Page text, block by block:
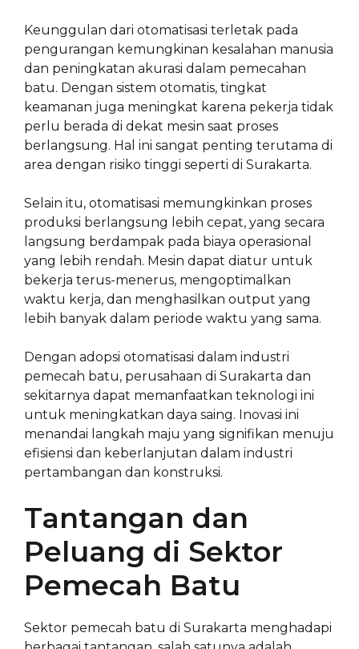
Keunggulan dari otomatisasi terletak pada
pengurangan kemungkinan kesalahan manusia
dan peningkatan akurasi dalam pemecahan
batu. Dengan sistem otomatis, tingkat
keamanan juga meningkat karena pekerja tidak
perlu berada di dekat mesin saat proses
berlangsung. Hal ini sangat penting terutama di
area dengan risiko tinggi seperti di Surakarta.
Selain itu, otomatisasi memungkinkan proses
produksi berlangsung lebih cepat, yang secara
langsung berdampak pada biaya operasional
yang lebih rendah. Mesin dapat diatur untuk
bekerja terus-menerus, mengoptimalkan
waktu kerja, dan menghasilkan output yang
lebih banyak dalam periode waktu yang sama.
Dengan adopsi otomatisasi dalam industri
pemecah batu, perusahaan di Surakarta dan
sekitarnya dapat memanfaatkan teknologi ini
untuk meningkatkan daya saing. Inovasi ini
menandai langkah maju yang signifikan menuju
efisiensi dan keberlanjutan dalam industri
pertambangan dan konstruksi.
Tantangan dan
Peluang di Sektor
Pemecah Batu
Sektor pemecah batu di Surakarta menghadapi